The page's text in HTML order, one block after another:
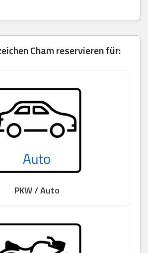
Cham reservieren für:
PKW / Auto